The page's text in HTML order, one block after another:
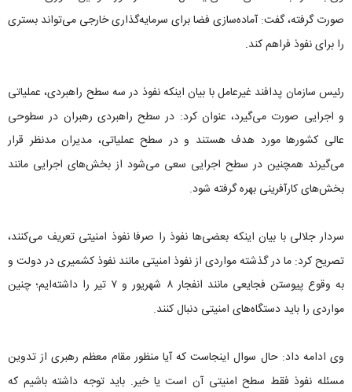
صورت گرفته، گفت: آماده‌سازی فضا برای سرمایه‌گذاری خارجی می‌تواند بستری
را برای نفوذ فراهم کند.
رئیس سازمان پدافند غیرعامل با بیان اینکه نفوذ در سه سطح راهبردی، عملیاتی
و اجرایی صورت می‌گیرد، عنوان کرد: در سطح راهبردی رهبران در سطوحی
عالی کشورها مورد هدف هستند و در سطح عملیاتی، مدیران مدنظر قرار
می‌گیرند همچنین در سطح اجرایی سعی می‌شود از بخش‌های اجرایی مانند
بخش‌های کارآفرینی بهره گرفته شود.
سردار جلالی با بیان اینکه بعضی‌ها نفوذ را صرفا نفوذ امنیتی تعریف می‌کنند،
تصریح کرد: ما در گذشته مواردی از نفوذ امنیتی مانند نفوذ کشمیری در دولت و
به وقوع پیوستن فجایعی مانند انفجار ۸ شهریور و ۷ تیر را داشته‌ایم؛ چنین
مواردی را باید دستگاه‌‌های امنیتی دنبال کنند.
وی ادامه داد: حال سوال اینجاست که آیا منظور مقام معظم رهبری از تدوین
مسئله نفوذ فقط سطح امنیتی آن است یا خیر. باید توجه داشته‌ باشیم که